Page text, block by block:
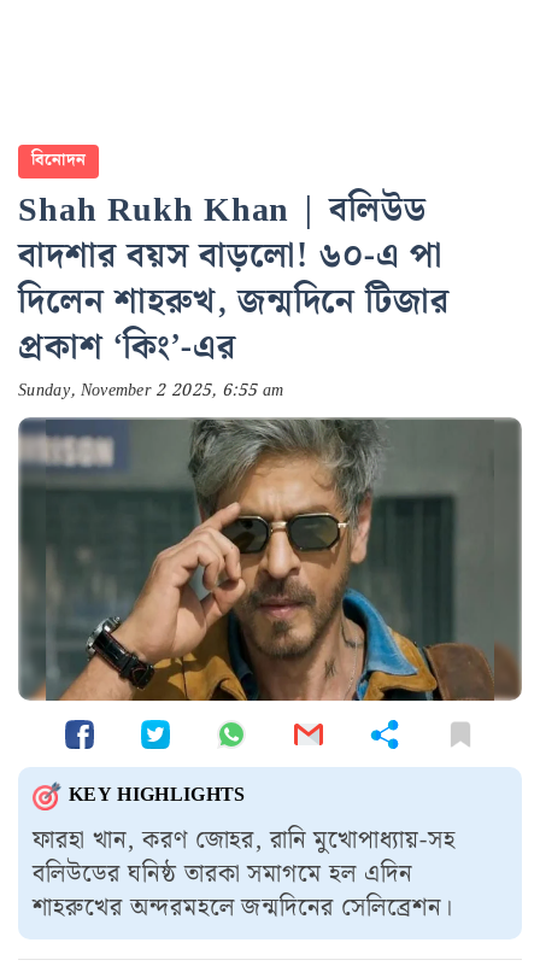
বিনোদন
Shah Rukh Khan | বলিউড
বাদশার বয়স বাড়লো! ৬০-এ পা
দিলেন শাহরুখ, জন্মদিনে টিজার
প্রকাশ ‘কিং’-এর
Sunday, November 2 2025, 6:55 am
KEY HIGHLIGHTS
ফারহা খান, করণ জোহর, রানি মুখোপাধ্যায়-সহ
বলিউডের ঘনিষ্ঠ তারকা সমাগমে হল এদিন
শাহরুখের অন্দরমহলে জন্মদিনের সেলিব্রেশন।